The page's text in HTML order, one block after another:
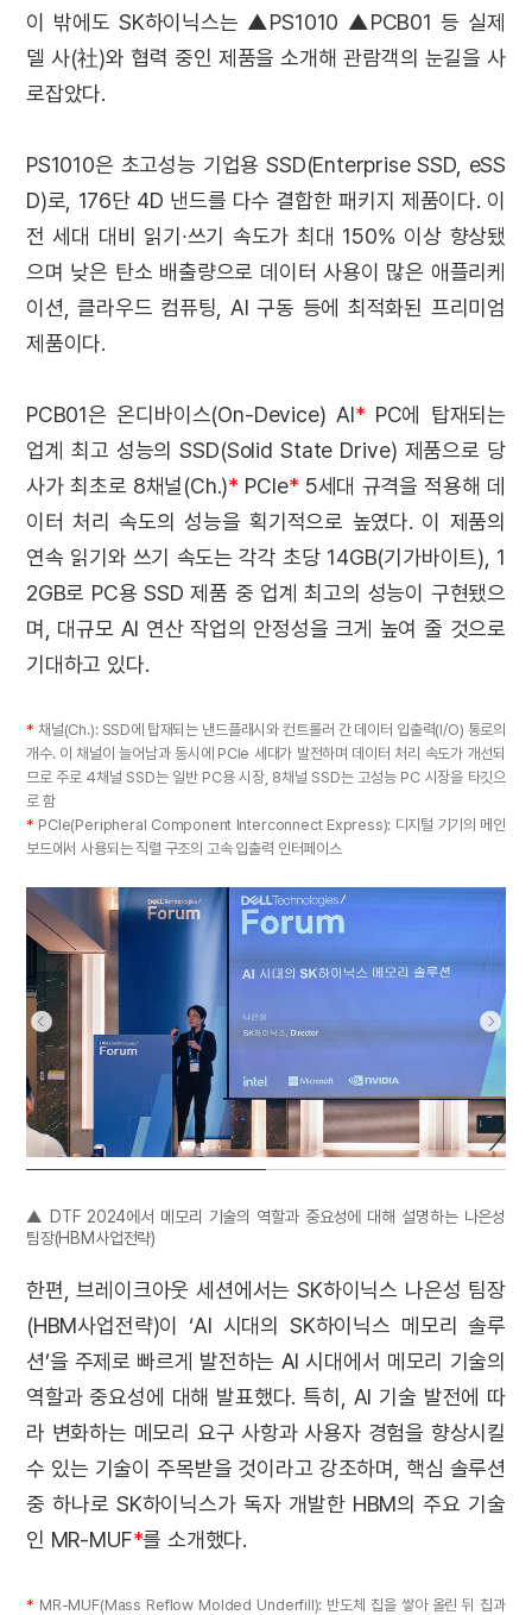
이 밖에도 SK하이닉스는 ▲PS1010 ▲PCB01 등 실제
델 사(社)와 협력 중인 제품을 소개해 관람객의 눈길을 사
로잡았다.
PS1010은 초고성능 기업용 SSD(Enterprise SSD, eSS
D)로, 176단 4D 낸드를 다수 결합한 패키지 제품이다. 이
전 세대 대비 읽기∙쓰기 속도가 최대 150% 이상 향상됐
으며 낮은 탄소 배출량으로 데이터 사용이 많은 애플리케
이션, 클라우드 컴퓨팅, AI 구동 등에 최적화된 프리미엄
제품이다.
PCB01은 온디바이스(On-Device) AI*PC에 탑재되는
업계 최고 성능의 SSD(Solid State Drive) 제품으로 당
사가 최초로 8채널(Ch.)* PCle*5세대 규격을 적용해 데
이터 처리 속도의 성능을 획기적으로 높였다. 이 제품의
연속 읽기와 쓰기 속도는 각각 초당 14GB(기가바이트), 1
2GB로 PC용 SSD 제품 중 업계 최고의 성능이 구현됐으
며, 대규모 AI 연산 작업의 안정성을 크게 높여 줄 것으로
기대하고 있다.
* 채널(Ch.): SSD에 탑재되는 낸드플래시와 컨트롤러 간 데이터 입출력(I/O) 통로의
개수. 이 채널이 늘어남과 동시에 PCIe 세대가 발전하며 데이터 처리 속도가 개선되
므로 주로 4채널 SSD는 일반 PC용 시장, 8채널 SSD는 고성능 PC 시장을 타깃으
로 함
* PCIe(Peripheral Component Interconnect Express): 디지털 기기의 메인
보드에서 사용되는 직렬 구조의 고속 입출력 인터페이스
▲ DTF 2024에서 메모리 기술의 역할과 중요성에 대해 설명하는 나은성
팀장(HBM사업전략)
한편, 브레이크아웃 세션에서는 SK하이닉스 나은성 팀장
(HBM사업전략)이 ‘AI 시대의 SK하이닉스 메모리 솔루
션’을 주제로 빠르게 발전하는 AI 시대에서 메모리 기술의
역할과 중요성에 대해 발표했다. 특히, AI 기술 발전에 따
라 변화하는 메모리 요구 사항과 사용자 경험을 향상시킬
수 있는 기술이 주목받을 것이라고 강조하며, 핵심 솔루션
중 하나로 SK하이닉스가 독자 개발한 HBM의 주요 기술
인 MR-MUF*를 소개했다.
* MR-MUF(Mass Reflow Molded Underfill): 반도체 칩을 쌓아 올린 뒤 칩과